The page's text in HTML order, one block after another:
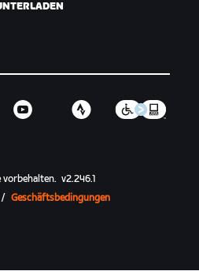
vorbehalten. v2.246.1
/ Geschäftsbedingungen